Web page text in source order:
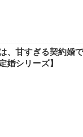
、甘すぎる契約婚
婚シリーズ】